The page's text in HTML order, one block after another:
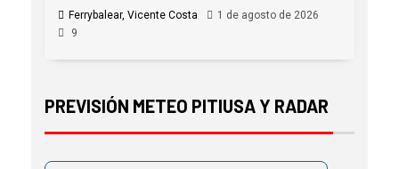
Ferrybalear, Vicente Costa
1 de agosto de 2026
9
PREVISIÓN METEO PITIUSA Y RADAR